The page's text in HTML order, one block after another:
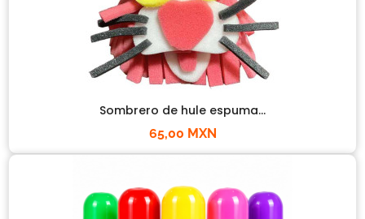
Sombrero de hule espuma...
65,00 MXN